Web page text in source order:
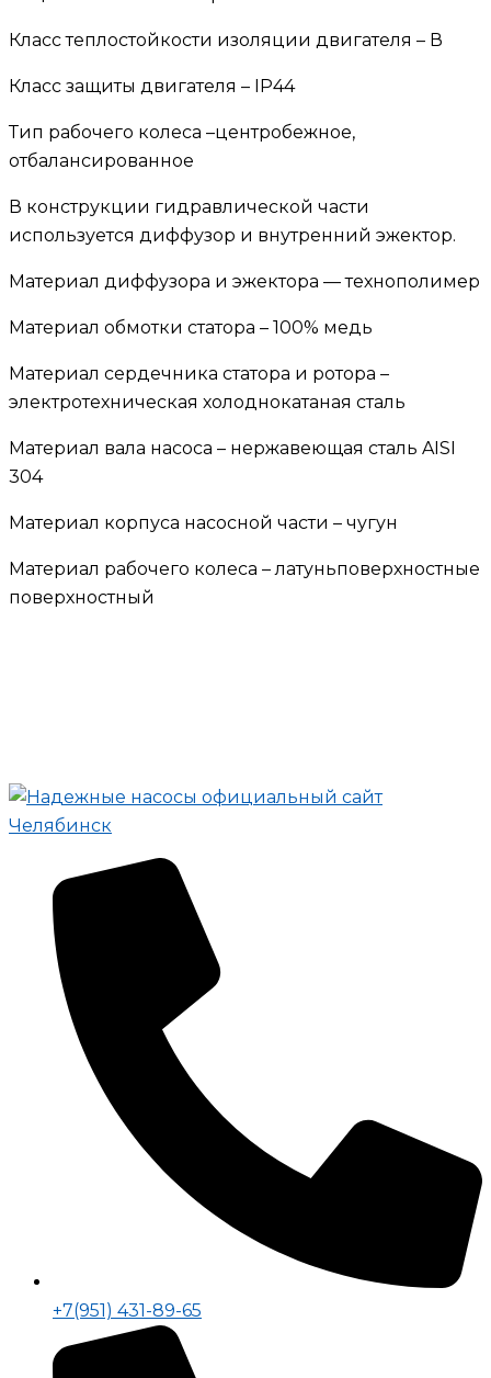
Класс теплостойкости изоляции двигателя – В
Класс защиты двигателя – IP44
Тип рабочего колеса –центробежное,
отбалансированное
В конструкции гидравлической части
используется диффузор и внутренний эжектор.
Материал диффузора и эжектора — технополимер
Материал обмотки статора – 100% медь
Материал сердечника статора и ротора –
электротехническая холоднокатаная сталь
Материал вала насоса – нержавеющая сталь AISI
304
Материал корпуса насосной части – чугун
Материал рабочего колеса – латуньповерхностные
поверхностный
+7(951) 431-89-65